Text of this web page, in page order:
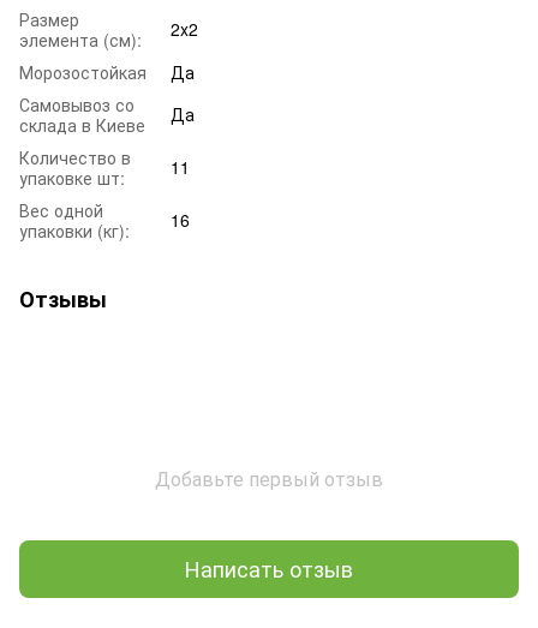
Размер
элемента (см):
2x2
Морозостойкая
Да
Самовывоз со
склада в Киеве
Да
Количество в
упаковке шт:
11
Вес одной
упаковки (кг):
16
Отзывы
Добавьте первый отзыв
Написать отзыв